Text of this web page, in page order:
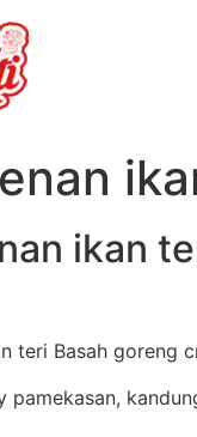
ikan
teri Basah goreng